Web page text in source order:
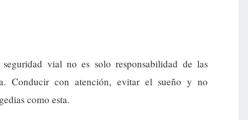
vial no es solo responsabilidad de las
Conducir con atención, evitar el sueño y no
como esta.